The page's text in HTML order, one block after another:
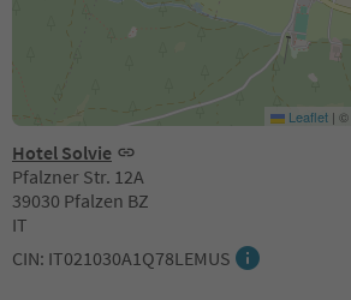
Hotel Solvie
Pfalzner Str. 12A
39030 Pfalzen BZ
IT
CIN: IT021030A1Q78LEMUS
Leaflet | ©